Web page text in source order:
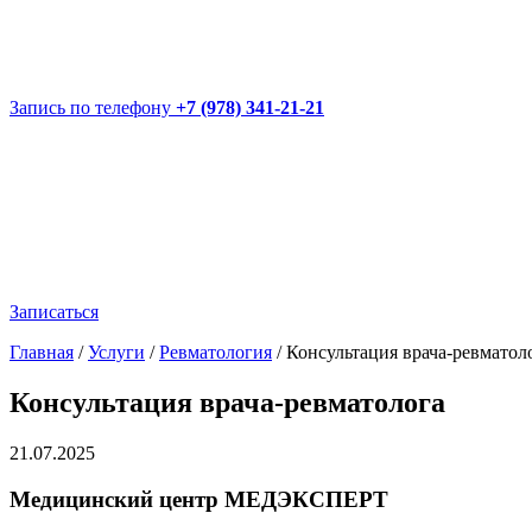
Запись по телефону +7 (978) 341-21-21
Записаться
Главная /Услуги /Ревматология /Консультация врача-
Консультация врача-ревматолога
21.07.2025
Медицинский центр МЕДЭКСПЕРТ